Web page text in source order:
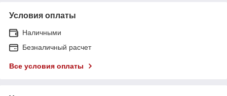
Условия оплаты
Наличными
Безналичный расчет
Все условия оплаты